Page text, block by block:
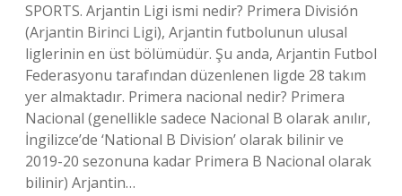
SPORTS. Arjantin Ligi ismi nedir? Primera División
(Arjantin Birinci Ligi), Arjantin futbolunun ulusal
liglerinin en üst bölümüdür. Şu anda, Arjantin Futbol
Federasyonu tarafından düzenlenen ligde 28 takım
yer almaktadır. Primera nacional nedir? Primera
Nacional (genellikle sadece Nacional B olarak anılır,
İngilizce’de ‘National B Division’ olarak bilinir ve
2019-20 sezonuna kadar Primera B Nacional olarak
bilinir) Arjantin…